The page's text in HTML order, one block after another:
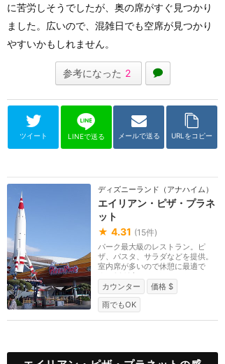
に苦労しそうでしたが、奥の席がすぐ見つかり
ました。広いので、混雑日でも空席が見つかり
やすいかもしれません。
参考になった 2
ツイート LINEで送る メールで送る URLをコピー
ディズニーランド（アナハイム）
エイリアン・ピザ・プラネ
ット
★ 4.31 (15件)
パーク最大級のレストラン。ピ
ザ、パスタ、サラダなどを提供。
室内席が多いので休憩に最適で
す。2019年にエイリア...
カウンター
価格 $
雨でもOK